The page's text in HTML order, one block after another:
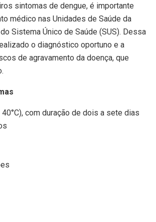
sintomas de dengue, é importante
médico nas Unidades de Saúde da
Sistema Único de Saúde (SUS). Dessa
o diagnóstico oportuno e a
de agravamento da doença, que
com duração de dois a sete dias